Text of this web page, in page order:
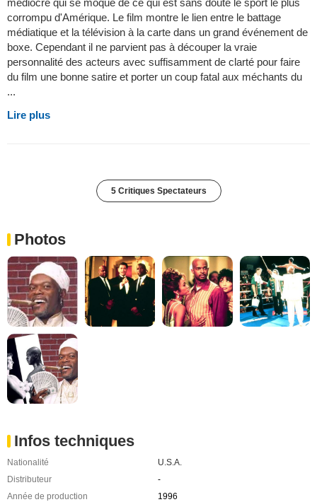
médiocre qui se moque de ce qui est sans doute le sport le plus
corrompu d'Amérique. Le film montre le lien entre le battage
médiatique et la télévision à la carte dans un grand événement de
boxe. Cependant il ne parvient pas à découper la vraie
personnalité des acteurs avec suffisamment de clarté pour faire
du film une bonne satire et porter un coup fatal aux méchants du
...
Lire plus
5 Critiques Spectateurs
Photos
Infos techniques
Nationalité
U.S.A.
Distributeur
-
Année de production
1996